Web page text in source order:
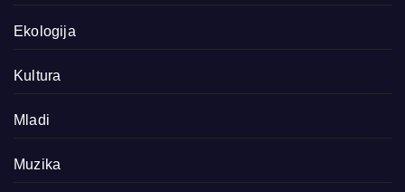
Ekologija
Kultura
Mladi
Muzika